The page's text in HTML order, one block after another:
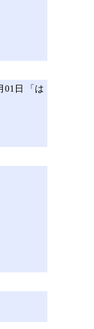
01日 「は